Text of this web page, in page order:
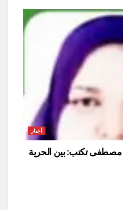
أخبار
مصطفى تكتب: بين الحرية